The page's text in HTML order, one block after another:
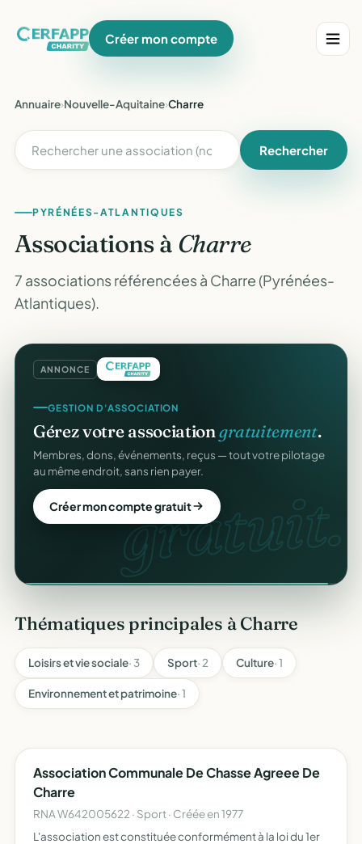
Créer mon compte
Annuaire›Nouvelle-Aquitaine›Charre
Rechercher
PYRÉNÉES-ATLANTIQUES
Associations à Charre
7 associations référencées à Charre (Pyrénées-
Atlantiques).
ANNONCE
gratuit.
GESTION D'ASSOCIATION
Gérez votre associationgratuitement.
Membres, dons, événements, reçus — tout votre pilotage
au même endroit, sans rien payer.
Créer mon compte gratuit
CERFA
Thématiques principales à Charre
Loisirs et vie sociale· 3 Sport· 2 Culture· 1
Environnement et patrimoine· 1
Association Communale De Chasse Agreee De
Charre
RNA W642005622 · Sport · Créée en 1977
L'association est constituée conformément à la loi du 1er